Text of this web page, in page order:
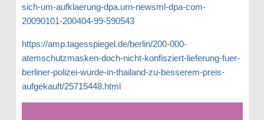
sich-um-aufklaerung-dpa.urn-newsml-dpa-com-
20090101-200404-99-590543
https://amp.tagesspiegel.de/berlin/200-000-
atemschutzmasken-doch-nicht-konfisziert-lieferung-fuer-
berliner-polizei-wurde-in-thailand-zu-besserem-preis-
aufgekauft/25715448.html